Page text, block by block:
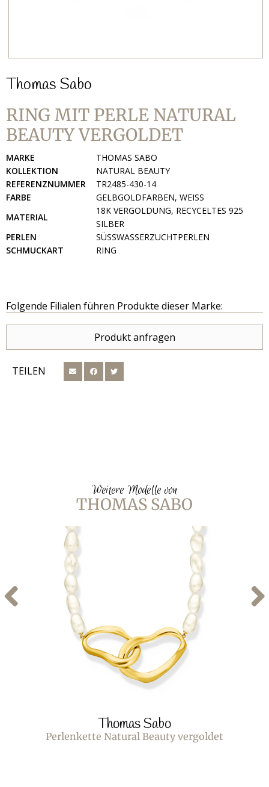
Thomas Sabo
RING MIT PERLE NATURAL
BEAUTY VERGOLDET
MARKE
THOMAS SABO
KOLLEKTION
NATURAL BEAUTY
REFERENZNUMMER
TR2485-430-14
FARBE
GELBGOLDFARBEN, WEISS
MATERIAL
18K VERGOLDUNG, RECYCELTES 925
SILBER
PERLEN
SÜSSWASSERZUCHTPERLEN
SCHMUCKART
RING
Folgende Filialen führen Produkte dieser Marke:
Produkt anfragen
TEILEN
Weitere Modelle von
THOMAS SABO
Thomas Sabo
Perlenkette Natural Beauty vergoldet